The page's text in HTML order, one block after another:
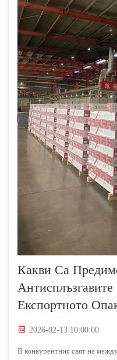
Какви Са
Експортното
2026-02-13 10:00:00
В конкурентния свят на